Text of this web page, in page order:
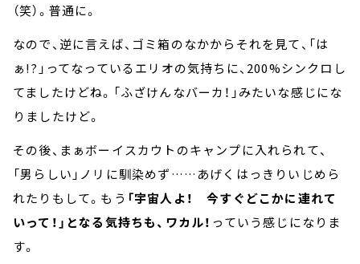
（笑）。普通に。
なので、逆に言えば、ゴミ箱のなかからそれを見て、「は
ぁ!?」ってなっているエリオの気持ちに、200%シンクロし
てましたけどね。「ふざけんなバーカ！」みたいな感じにな
りましたけど。
その後、まぁボーイスカウトのキャンプに入れられて、
「男らしい」ノリに馴染めず……あげくはっきりいじめら
れたりもして。もう 「宇宙人よ！ 今すぐどこかに連れて
いって！」となる気持ちも、ワカル！ っていう感じになりま
す。